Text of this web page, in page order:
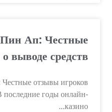
Ап: Честные
выводе средств
отзывы игроков
последние годы онлайн-
казино...